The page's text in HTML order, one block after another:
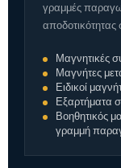
γραμμές
αποδοτικότητας
Μαγνητικές
Μαγνήτες
Ειδικοί
Εξαρτήματα
Βοηθητικός
γραμμή